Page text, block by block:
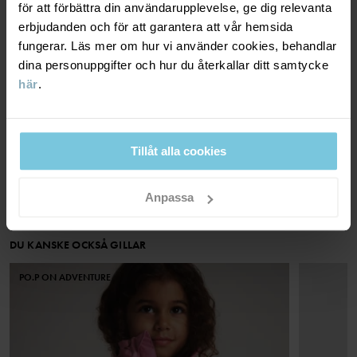
för att förbättra din användarupplevelse, ge dig relevanta
erbjudanden och för att garantera att vår hemsida
fungerar. Läs mer om hur vi använder cookies, behandlar
dina personuppgifter och hur du återkallar ditt samtycke
här.
Tillåt alla cookies
Anpassa
Tillverkningsland:Kina
Fabrik:Hangzhou Hualan Garments Co Ltd
Läs mer
MATERIAL & SKÖTSELRÅD
Material
OUTER FABRIC
100% Polyester Recycled
TVÄTT
40°C maskintvätt varm
Tål ej strykning
HÅLLBARHET
LEVERANS & RETUR
Leverans
Vi erbjuder fri frakt över 699 kr och leveranstiden är 1–4 dagar. I
kassan visas de tillgängliga leveransalternativ baserat på vilket
postnummer som ordern ska levereras till.
DU KANSKE OCKSÅ GILLAR
PO.P ON ADVENTURE